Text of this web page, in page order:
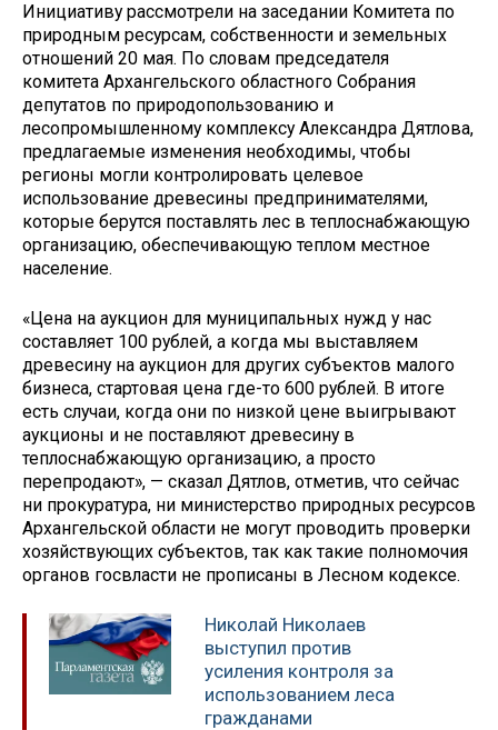
Инициативу рассмотрели на заседании Комитета по
природным ресурсам, собственности и земельных
отношений 20 мая. По словам председателя
комитета Архангельского областного Собрания
депутатов по природопользованию и
лесопромышленному комплексу Александра Дятлова,
предлагаемые изменения необходимы, чтобы
регионы могли контролировать целевое
использование древесины предпринимателями,
которые берутся поставлять лес в теплоснабжающую
организацию, обеспечивающую теплом местное
население.
«Цена на аукцион для муниципальных нужд у нас
составляет 100 рублей, а когда мы выставляем
древесину на аукцион для других субъектов малого
бизнеса, стартовая цена где-то 600 рублей. В итоге
есть случаи, когда они по низкой цене выигрывают
аукционы и не поставляют древесину в
теплоснабжающую организацию, а просто
перепродают», — сказал Дятлов, отметив, что сейчас
ни прокуратура, ни министерство природных ресурсов
Архангельской области не могут проводить проверки
хозяйствующих субъектов, так как такие полномочия
органов госвласти не прописаны в Лесном кодексе.
Николай Николаев
выступил против
усиления контроля за
использованием леса
гражданами